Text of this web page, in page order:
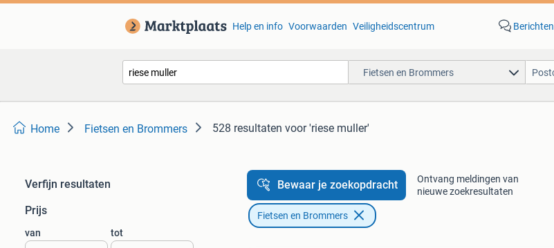
Help en info Voorwaarden Veiligheidscentrum Berichten
Fietsen en Brommers
Home Fietsen en Brommers 528 resultaten voor 'riese muller'
Verfijn resultaten
Prijs
van tot
Bewaar je zoekopdracht
Ontvang meldingen van
nieuwe zoekresultaten
Fietsen en Brommers